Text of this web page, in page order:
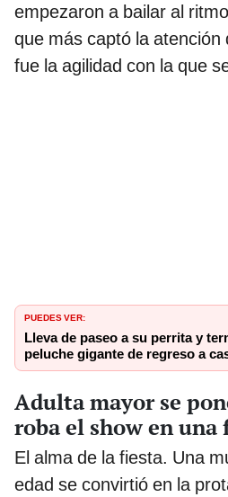
empezaron a bailar al
que más captó la atención
fue la agilidad con la que
PUEDES VER:
Lleva de paseo a su perrita y
peluche gigante de regreso a
Adulta mayor se
roba el show en
El alma de la fiesta. Una
edad se convirtió en la